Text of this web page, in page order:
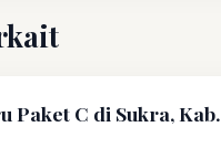
Paket C di Sukra, Kab.